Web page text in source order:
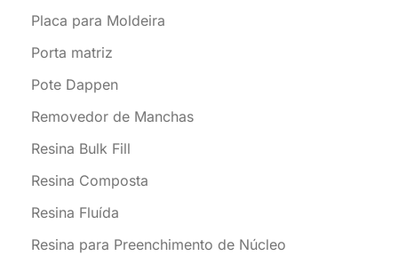
Placa para Moldeira
Porta matriz
Pote Dappen
Removedor de Manchas
Resina Bulk Fill
Resina Composta
Resina Fluída
Resina para Preenchimento de Núcleo